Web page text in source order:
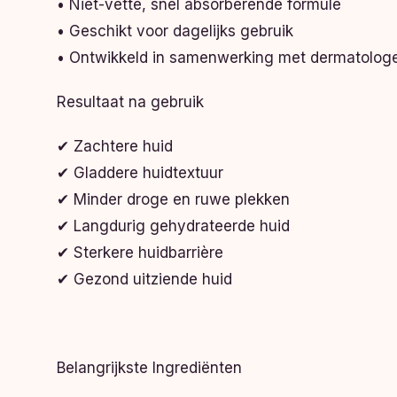
• Niet-vette, snel absorberende formule
• Geschikt voor dagelijks gebruik
• Ontwikkeld in samenwerking met
Resultaat na gebruik
✔ Zachtere huid
✔ Gladdere huidtextuur
✔ Minder droge en ruwe plekken
✔ Langdurig gehydrateerde huid
✔ Sterkere huidbarrière
✔ Gezond uitziende huid
Belangrijkste Ingrediënten